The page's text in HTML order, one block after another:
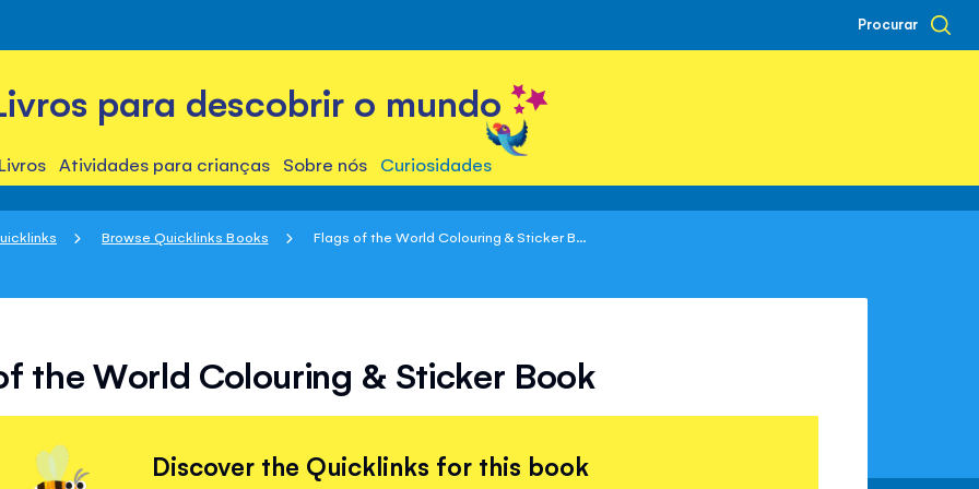
Procurar
para descobrir o mundo
Livros Atividades para crianças Sobre nós Curiosidades
Browse Quicklinks Books Flags of the World Colouring & Sticker B...
the World Colouring & Sticker Book
Discover the Quicklinks for this book